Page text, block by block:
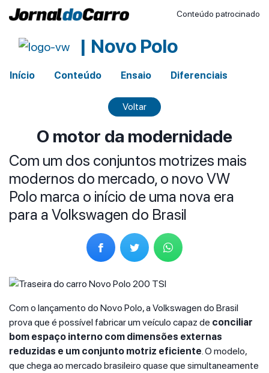
Conteúdo patrocinado
| Novo Polo
Início Conteúdo Ensaio Diferenciais
Voltar
O motor da modernidade
Com um dos conjuntos motrizes mais
modernos do mercado, o novo VW
Polo marca o início de uma nova era
para a Volkswagen do Brasil
Com o lançamento do Novo Polo, a Volkswagen do Brasil
prova que é possível fabricar um veículo capaz de conciliar
bom espaço interno com dimensões externas
reduzidas e um conjunto motriz eficiente . O modelo,
que chega ao mercado brasileiro quase que simultaneamente